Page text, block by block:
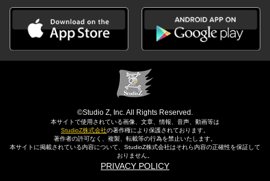
©Studio Z, Inc. All Rights Reserved.
本サイトで使用されている画像、文章、情報、音声、動画等は
StudioZ株式会社の著作権により保護されております。
著作者の許可なく、複製、転載等の行為を禁止いたします。
本サイトに掲載されている内容について、StudioZ株式会社はそれら内容の正確性を保証して
おりません。
PRIVACY POLICY